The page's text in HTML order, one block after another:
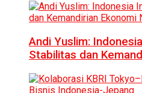
Andi Yuslim:
Stabilitas dan